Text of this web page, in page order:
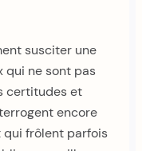
susciter une
qui ne sont pas
certitudes et
encore
qui frôlent parfois